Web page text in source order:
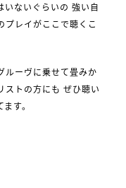
いないぐらいの 強い自
プレイがここで聴くこ
ルーヴに乗せて畳みか
ストの方にも ぜひ聴い
す。